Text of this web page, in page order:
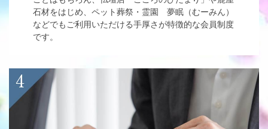
石材をはじめ、ペット葬祭・霊園 夢眠（むーみん）
などでもご利用いただける手厚さが特徴的な会員制度
です。